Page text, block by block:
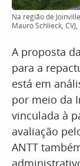
Na região de
Mauro Schlieck,
A proposta
para a
está em
por meio da
vinculada à
avaliação
ANTT